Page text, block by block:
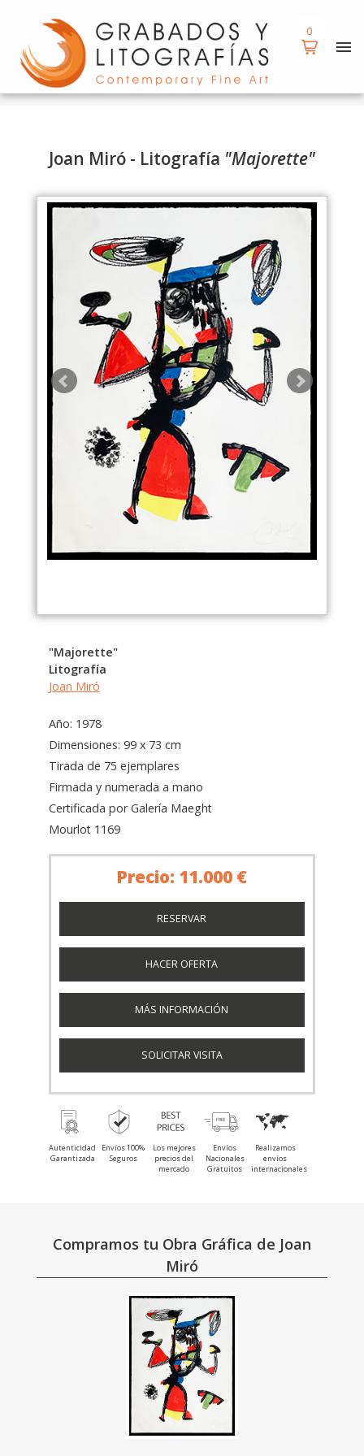
Joan Miró - Litografía "Majorette"
"Majorette"
Litografía
Joan Miró
Año: 1978
Dimensiones: 99 x 73 cm
Tirada de 75 ejemplares
Firmada y numerada a mano
Certificada por Galería Maeght
Mourlot 1169
Precio: 11.000 €
RESERVAR
HACER OFERTA
MÁS INFORMACIÓN
SOLICITAR VISITA
Autenticidad
Garantizada
Envíos 100%
Seguros
Los mejores
precios del
mercado
Envíos
Nacionales
Gratuitos
Realizamos
envíos
internacionales
Compramos tu Obra Gráfica de Joan
Miró
0